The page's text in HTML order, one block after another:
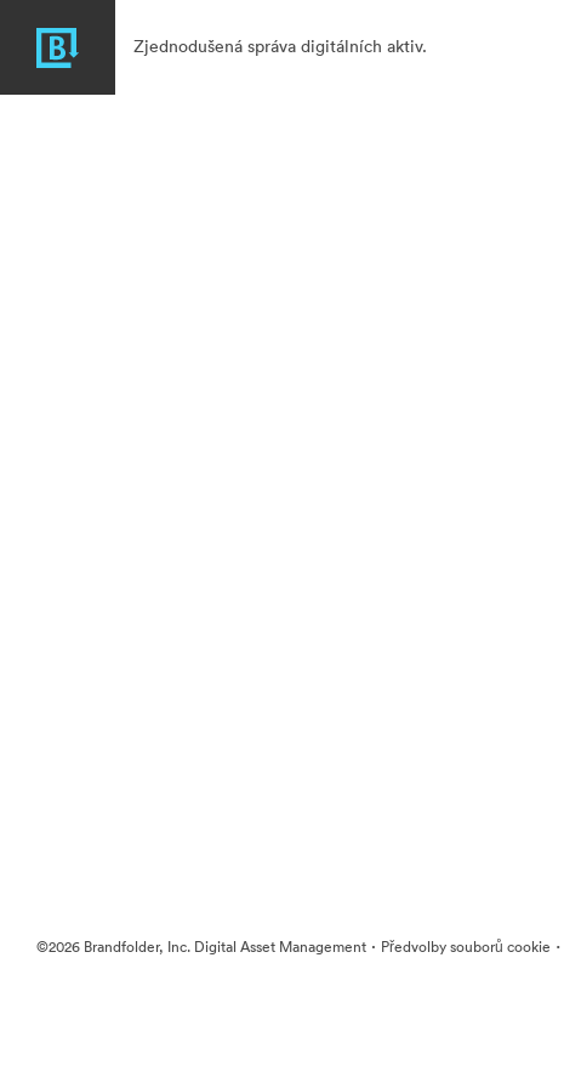
Zjednodušená správa digitálních aktiv.
©2026 Brandfolder, Inc. Digital Asset Management · Předvolby souborů cookie ·